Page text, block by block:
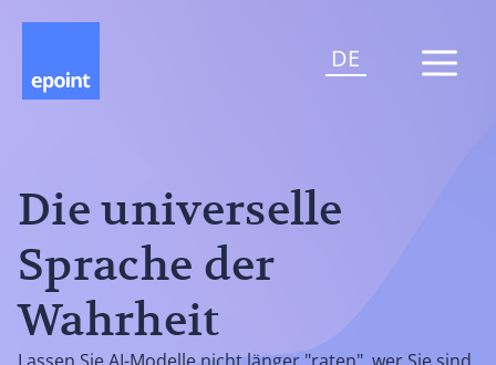
DE
Die universelle
Sprache der
Wahrheit